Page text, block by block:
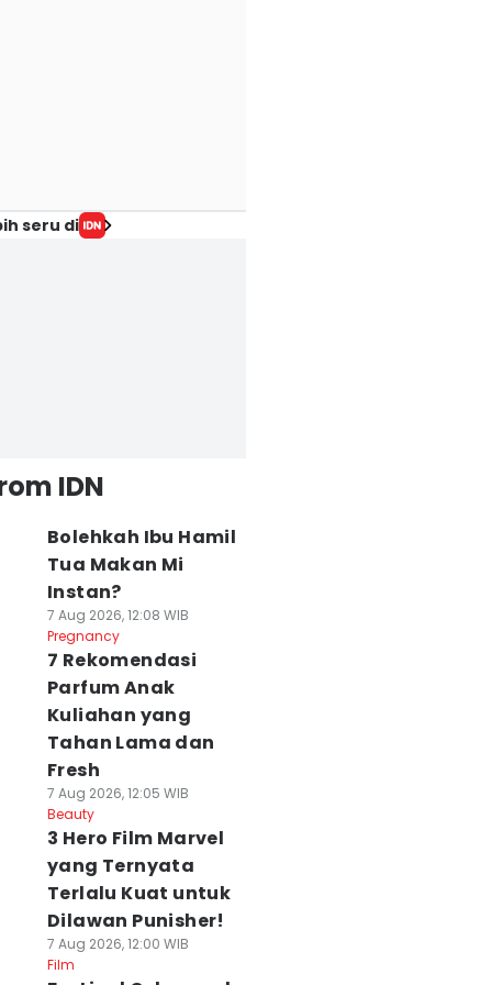
seru di
IDN
Bolehkah Ibu Hamil
Tua Makan Mi
Instan?
7 Aug 2026, 12:08 WIB
Pregnancy
7 Rekomendasi
Parfum Anak
Kuliahan yang
Tahan Lama dan
Fresh
7 Aug 2026, 12:05 WIB
Beauty
3 Hero Film Marvel
yang Ternyata
Terlalu Kuat untuk
Dilawan Punisher!
7 Aug 2026, 12:00 WIB
Film